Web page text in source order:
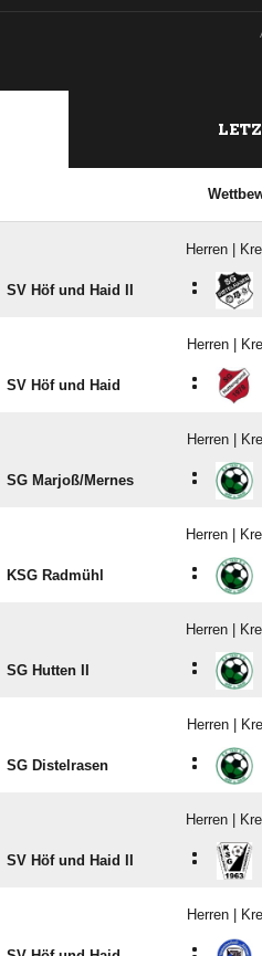
Herren |
SV Höf und Haid II :
Herren |
SV Höf und Haid :
Herren |
SG Marjoß/​Mernes :
Herren |
KSG Radmühl :
Herren |
SG Hutten II :
Herren |
SG Distelrasen :
Herren |
SV Höf und Haid II :
Herren |